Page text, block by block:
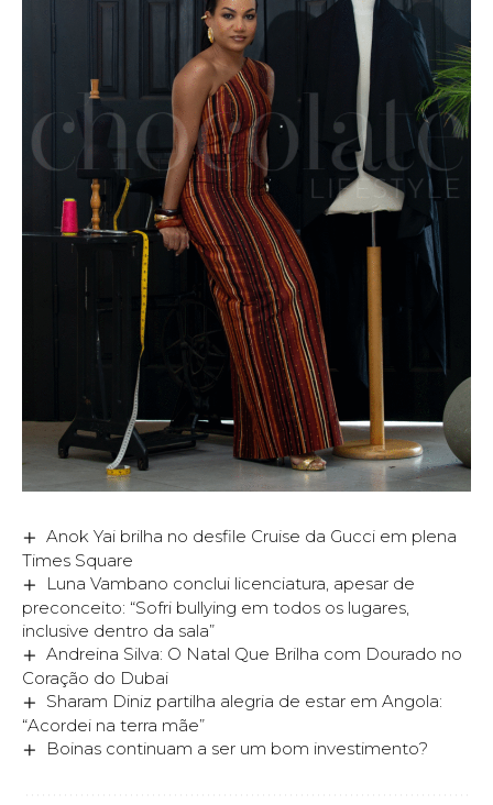
Anok Yai brilha no desfile Cruise da Gucci em plena
Times Square
Luna Vambano conclui licenciatura, apesar de
preconceito: “Sofri bullying em todos os lugares,
inclusive dentro da sala”
Andreina Silva: O Natal Que Brilha com Dourado no
Coração do Dubai
Sharam Diniz partilha alegria de estar em Angola:
“Acordei na terra mãe”
Boinas continuam a ser um bom investimento?